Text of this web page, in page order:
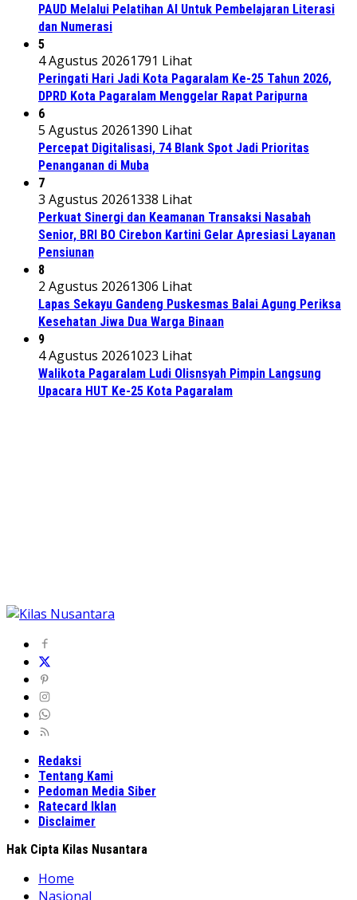
PAUD Melalui Pelatihan AI Untuk Pembelajaran Literasi
dan Numerasi
5
4 Agustus 20261791 Lihat
Peringati Hari Jadi Kota Pagaralam Ke-25 Tahun 2026,
DPRD Kota Pagaralam Menggelar Rapat Paripurna
6
5 Agustus 20261390 Lihat
Percepat Digitalisasi, 74 Blank Spot Jadi Prioritas
Penanganan di Muba
7
3 Agustus 20261338 Lihat
Perkuat Sinergi dan Keamanan Transaksi Nasabah
Senior, BRI BO Cirebon Kartini Gelar Apresiasi Layanan
Pensiunan
8
2 Agustus 20261306 Lihat
Lapas Sekayu Gandeng Puskesmas Balai Agung Periksa
Kesehatan Jiwa Dua Warga Binaan
9
4 Agustus 20261023 Lihat
Walikota Pagaralam Ludi Olisnsyah Pimpin Langsung
Upacara HUT Ke-25 Kota Pagaralam
Redaksi
Tentang Kami
Pedoman Media Siber
Ratecard Iklan
Disclaimer
Hak Cipta Kilas Nusantara
Home
Nasional